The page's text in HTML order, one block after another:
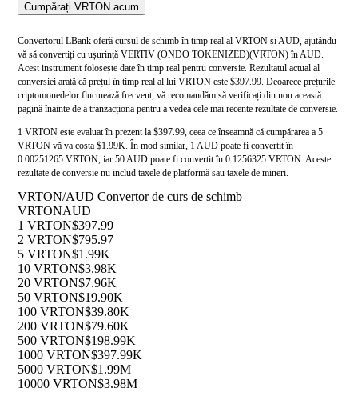
Cumpărați VRTON acum
Convertorul LBank oferă cursul de schimb în timp real al VRTON și AUD, ajutându-
vă să convertiți cu ușurință VERTIV (ONDO TOKENIZED)(VRTON) în AUD.
Acest instrument folosește date în timp real pentru conversie. Rezultatul actual al
conversiei arată că prețul în timp real al lui VRTON este $397.99. Deoarece prețurile
criptomonedelor fluctuează frecvent, vă recomandăm să verificați din nou această
pagină înainte de a tranzacționa pentru a vedea cele mai recente rezultate de conversie.
1 VRTON este evaluat în prezent la $397.99, ceea ce înseamnă că cumpărarea a 5
VRTON vă va costa $1.99K. În mod similar, 1 AUD poate fi convertit în
0.00251265 VRTON, iar 50 AUD poate fi convertit în 0.1256325 VRTON. Aceste
rezultate de conversie nu includ taxele de platformă sau taxele de mineri.
VRTON/AUD Convertor de curs de schimb
VRTONAUD
1 VRTON$397.99
2 VRTON$795.97
5 VRTON$1.99K
10 VRTON$3.98K
20 VRTON$7.96K
50 VRTON$19.90K
100 VRTON$39.80K
200 VRTON$79.60K
500 VRTON$198.99K
1000 VRTON$397.99K
5000 VRTON$1.99M
10000 VRTON$3.98M